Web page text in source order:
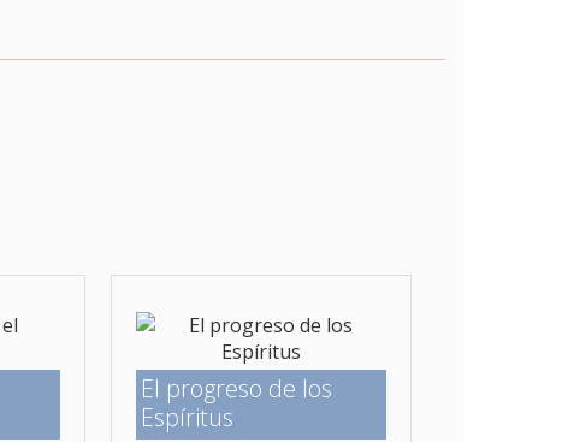
El progreso de los
Espíritus